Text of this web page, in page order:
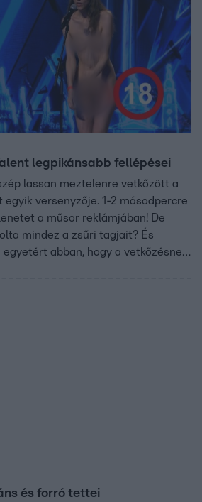
legpikánsabb fellépései
lassan meztelenre vetkőzött a
egyik versenyzője. 1-2 másodpercre
a műsor reklámjában! De
mindez a zsűri tagjait? És
abban, hogy a vetkőzésnek
és forró tettei